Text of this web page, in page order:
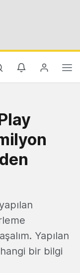
Yapılan
bir bilgi